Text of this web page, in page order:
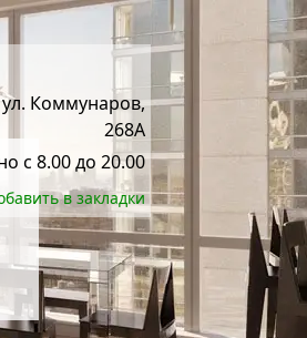
Коммунаров,
268А
с 8.00 до 20.00
в закладки